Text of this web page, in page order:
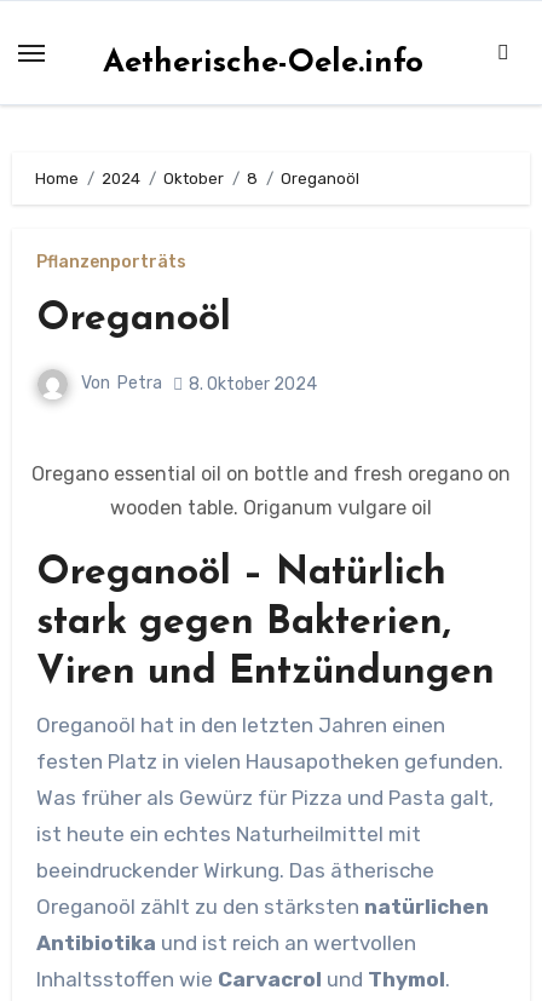
Inhalt
Aetherische-Oele.info
Home 2024 Oktober 8 Oreganoöl
Pflanzenporträts
Oreganoöl
Von Petra 8. Oktober 2024
Oregano essential oil on bottle and fresh oregano on
wooden table. Origanum vulgare oil
Oreganoöl – Natürlich
stark gegen Bakterien,
Viren und Entzündungen
Oreganoöl hat in den letzten Jahren einen
festen Platz in vielen Hausapotheken gefunden.
Was früher als Gewürz für Pizza und Pasta galt,
ist heute ein echtes Naturheilmittel mit
beeindruckender Wirkung. Das ätherische
Oreganoöl zählt zu den stärksten natürlichen
Antibiotika und ist reich an wertvollen
Inhaltsstoffen wie Carvacrol und Thymol.